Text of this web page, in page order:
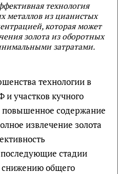
технология
металлов из цианистых
которая может
золота из оборотных
затратами.
технологии в
участков кучного
повышенное содержание
извлечение золота
стадии
снижению общего